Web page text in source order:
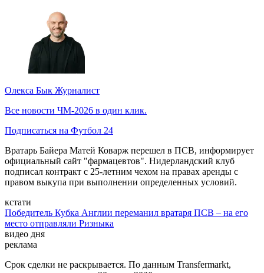
Олекса Бык Журналист
Все новости ЧМ-2026 в один клик.
Подписаться на Футбол 24
Вратарь Байера Матей Коварж перешел в ПСВ, информирует
официальный сайт "фармацевтов". Нидерландский клуб
подписал контракт с 25-летним чехом на правах аренды с
правом выкупа при выполнении определенных условий.
кстати
Победитель Кубка Англии переманил вратаря ПСВ – на его
место отправляли Ризныка
видео дня
реклама
Срок сделки не раскрывается. По данным Transfermarkt,